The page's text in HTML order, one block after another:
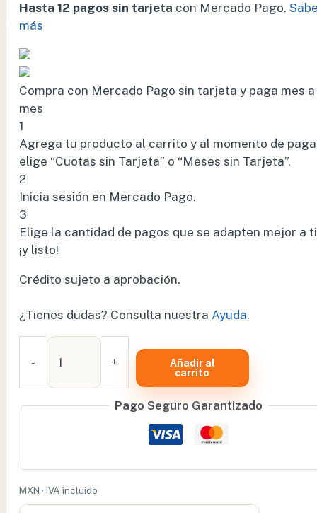
Hasta 12 pagos sin tarjeta con Mercado Pago.
más
Compra con Mercado Pago sin tarjeta y paga mes a
mes
1
Agrega tu producto al carrito y al momento de
elige “Cuotas sin Tarjeta” o “Meses sin Tarjeta”.
2
Inicia sesión en Mercado Pago.
3
Elige la cantidad de pagos que se adapten mejor a ti
¡y listo!
Crédito sujeto a aprobación.
¿Tienes dudas? Consulta nuestra Ayuda.
-
EQUIPO
COMPLETO
REC680OP
cantidad
+
Añadir al
carrito
Pago Seguro Garantizado
MXN · IVA incluido